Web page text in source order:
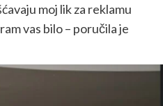
moj lik za reklamu
vas bilo – poručila je